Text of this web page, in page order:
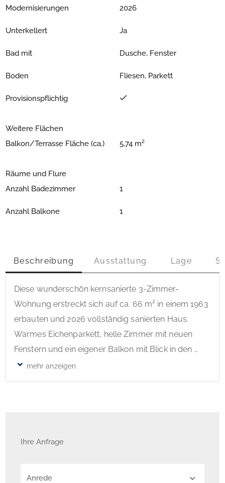
Modernisierungen 2026
Unterkellert Ja
Bad mit Dusche, Fenster
Boden Fliesen, Parkett
Provisionspflichtig
Weitere Flächen
Balkon/Terrasse Fläche (ca.)
5,74 m²
Räume und Flure
Anzahl Badezimmer
1
Anzahl Balkone 1
Beschreibung Ausstattung Lage
Diese wunderschön kernsanierte 3-Zimmer-
Wohnung erstreckt sich auf ca. 66 m² in einem 1963
erbauten und 2026 vollständig sanierten Haus.
Warmes Eichenparkett, helle Zimmer mit neuen
Fenstern und ein eigener Balkon mit Blick in den
ruhigen Innenhof – hier lässt es sich ankommen.
A runden die hochwertige Ausstattung ab.
Ihre Anfrage
Anrede